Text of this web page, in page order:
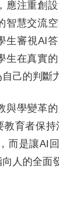
應注重創
智慧交流
生審視AI
生在真實
己的判斷
學變革的
教育者保持
而是讓AI
人的全面